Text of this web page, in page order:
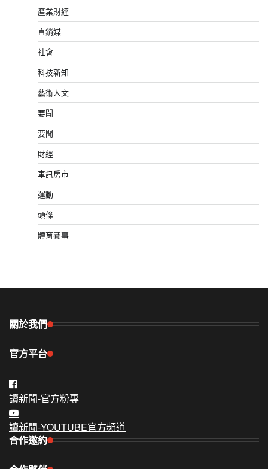
產業財經
直銷媒
社會
科技新知
藝術人文
要聞
要聞
財經
車訊房市
運動
頭條
體育賽事
關於我們
官方平台
讀新聞-官方粉專
讀新聞-YOUTUBE官方頻道
合作邀約